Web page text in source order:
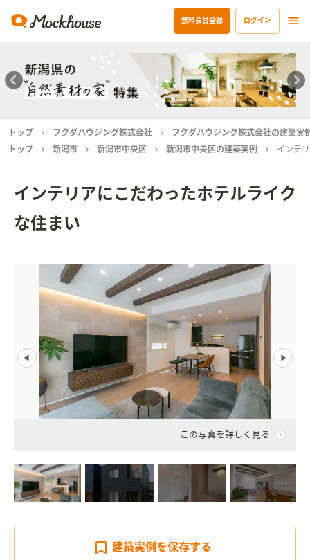
無料会員登録 ログイン
トップ フクダハウジング株式会社
フクダハウジング株式会社の建築実
トップ
新潟市 新潟市中央区 新潟市中央区の建築実例 インテ
インテリアにこだわったホテルライク
な住まい
この写真を詳しく見る
建築実例を保存する